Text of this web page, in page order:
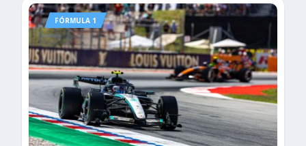
FÓRMULA 1